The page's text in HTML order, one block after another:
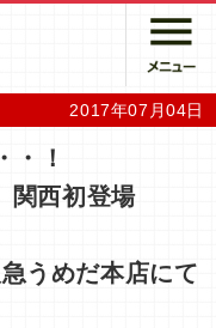
2017年07月04日
・！
関西初登場
うめだ本店にて